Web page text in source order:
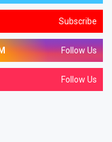
Subscribe
Follow Us
Follow Us